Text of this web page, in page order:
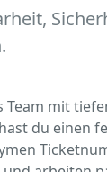
Team mit
du einen